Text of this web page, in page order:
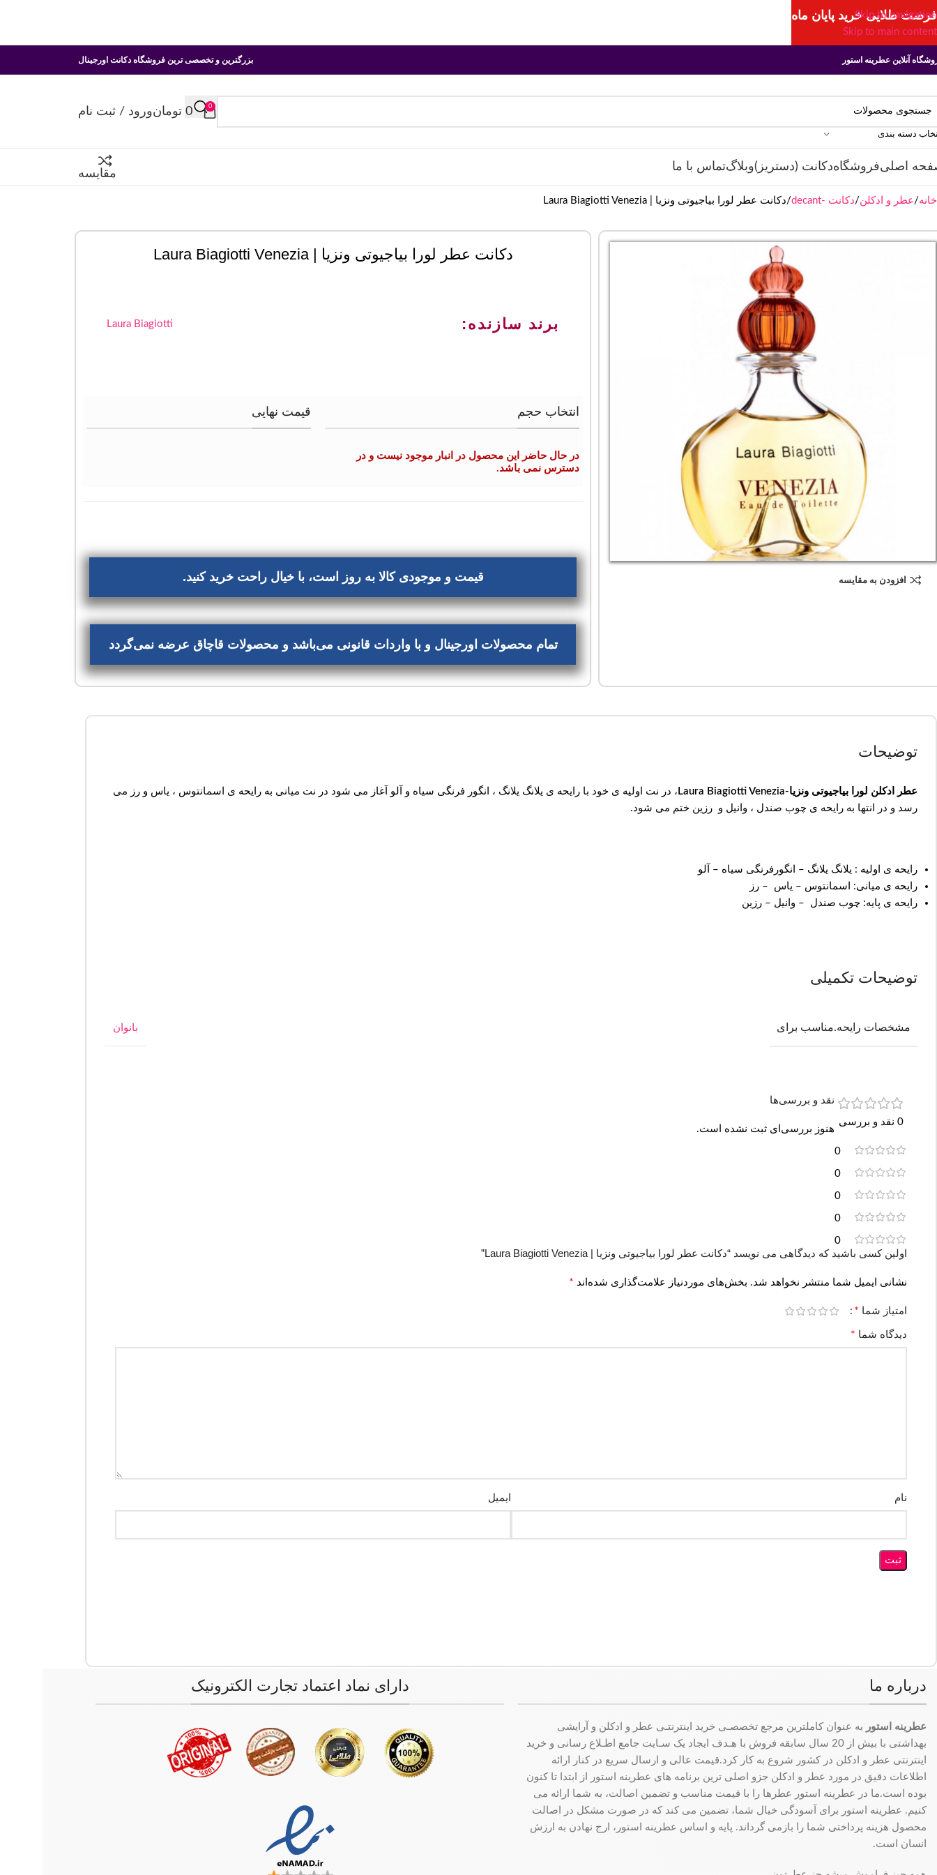
Skip to navigation
Skip to main content
آنلاین عطرینه استور بزرگترین و تخصصی ترین فروشگاه دکانت اورجینال
دسته بندی
0
0 تومانورود / ثبت نام
اصلیفروشگاهدکانت (دستریز)وبلاگتماس با ما
مقایسه
خانه عطر و ادکلن دکانت -decant دکانت عطر لورا بیاجیوتی ونزیا | Laura Biagiotti Venezia
افزودن به مقایسه
دکانت عطر لورا بیاجیوتی ونزیا | Laura Biagiotti Venezia
برند سازنده: Laura Biagiotti
انتخاب حجم
در حال حاضر این محصول در انبار موجود نیست و در
دسترس نمی باشد.
قیمت نهایی
قیمت و موجودی کالا به روز است، با خیال راحت خرید کنید.
تمام محصولات اورجینال و با واردات قانونی می‌باشد و محصولات قاچاق عرضه نمی‌گردد
توضیحات
عطر ادکلن لورا بیاجیوتی ونزیا-Laura Biagiotti Venezia
، در نت اولیه ی خود با رایحه ی یلانگ یلانگ ، انگور فرنگی سیاه و آلو آغاز می شود در نت میانی به رایحه ی اسمانتوس ، یاس و رز می
رسد و در انتها به رایحه ی چوب صندل ، وانیل و رزین ختم می شود.
رایحه ی اولیه : یلانگ یلانگ – انگورفرنگی سیاه – آلو
رایحه ی میانی: اسمانتوس – یاس – رز
رایحه ی پایه: چوب صندل – وانیل – رزین
توضیحات تکمیلی
مشخصات رایحه.مناسب برای بانوان
0 نقد و بررسی
0
0
0
0
0
نقد و بررسی‌ها
هنوز بررسی‌ای ثبت نشده است.
اولین کسی باشید که دیدگاهی می نویسد “دکانت عطر لورا بیاجیوتی ونزیا | Laura Biagiotti Venezia”
نشانی ایمیل شما منتشر نخواهد شد. بخش‌های موردنیاز علامت‌گذاری شده‌اند *
امتیاز شما *
دیدگاه شما *
نام ایمیل
درباره ما
عطرینه استور به عنوان کاملترین مرجع تخصصـی خرید اینترنتـی عطر و ادکلن و آرایشی
بهداشتی با بیش از 20 سال سابقه فروش با هـدف ایجاد یک سـایت جامع اطـلاع رسانی و خرید
اینترنتی عطر و ادکلن در کشور شروع به کار کرد.قیمت عالی و ارسال سریع در کنار ارائه
اطلاعات دقیق در مورد عطر و ادکلن جزو اصلی ترین برنامه های عطرینه استور از ابتدا تا کنون
بوده است.ما در عطرینه استور عطرها را با قیمت مناسب و تضمین اصالت، به شما ارائه می
کنیم. عطرینه استور برای آسودگی خیال شما، تضمین می کند که در صورت مشکل در اصالت
محصول هزینه پرداختی شما را بازمی گرداند. پایه و اساس عطرینه استور، ارج نهادن به ارزش
انسان است.
دارای نماد اعتماد تجارت الکترونیک
فرصت طلایی خرید پایان ماه